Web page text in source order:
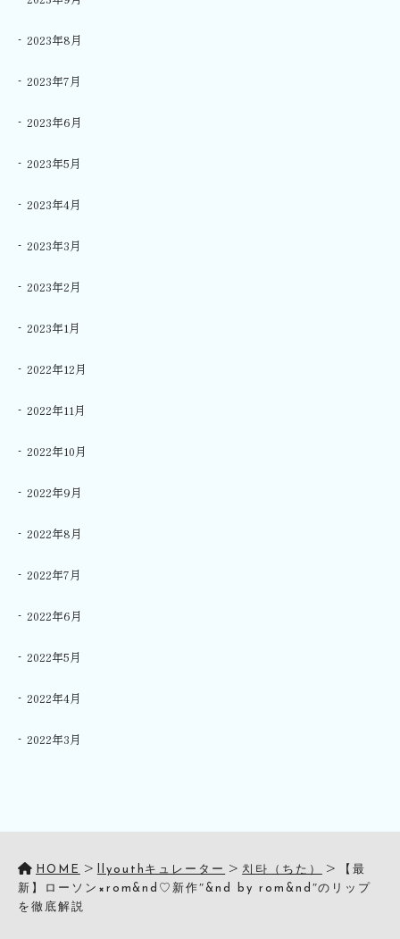
2023年8月
2023年7月
2023年6月
2023年5月
2023年4月
2023年3月
2023年2月
2023年1月
2022年12月
2022年11月
2022年10月
2022年9月
2022年8月
2022年7月
2022年6月
2022年5月
2022年4月
2022年3月
HOME > llyouthキュレーター > 치타（ちた） >
【最
新】ローソン×rom&nd♡新作″&nd by rom&nd″のリップ
を徹底解説